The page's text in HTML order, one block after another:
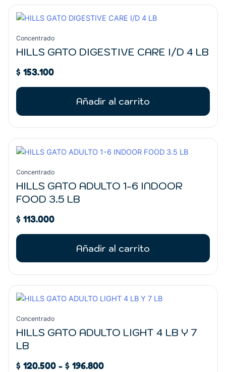
Concentrado
HILLS GATO DIGESTIVE CARE I/D 4 LB
$ 153.100
Añadir al carrito
Concentrado
HILLS GATO ADULTO 1-6 INDOOR
FOOD 3.5 LB
$ 113.000
Añadir al carrito
Concentrado
HILLS GATO ADULTO LIGHT 4 LB Y 7
LB
$ 120.500 - $ 196.800
de
$ 120.500
$ 196.800
Este
producto
tiene
múltiples
Las
opciones